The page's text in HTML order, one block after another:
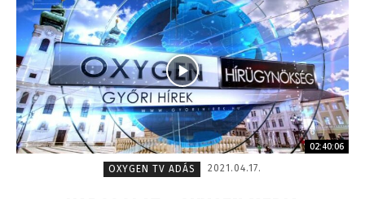
02:40:06
OXYGEN TV ADÁS
2021.04.17.